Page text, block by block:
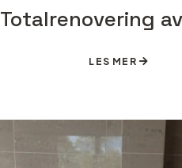
Totalrenovering
LES MER